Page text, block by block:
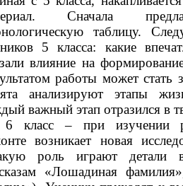
Сначала
таблицу.
5 класса: какие
влияние на
работы может стать
анализируют этапы
важный этап отразился в
6 класс – при изучении
возникает новая
роль играют детали в
«Лошадиная